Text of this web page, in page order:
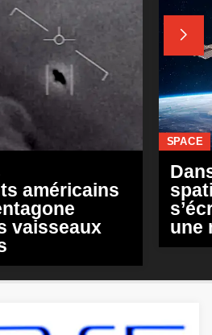

américains
vaisseaux
SPACE
une